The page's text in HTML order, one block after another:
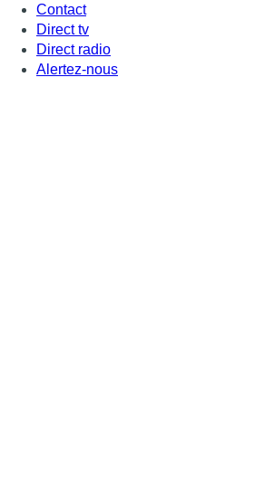
Contact
Direct tv
Direct radio
Alertez-nous